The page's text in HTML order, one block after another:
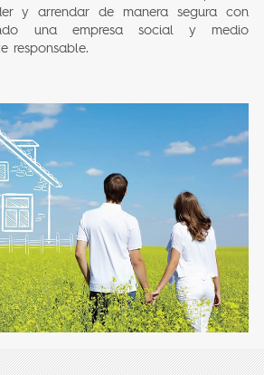
y arrendar de manera segura con
una empresa social y medio
responsable.